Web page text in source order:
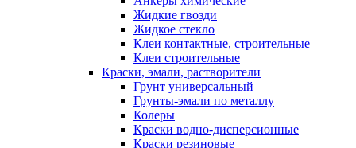
Жидкие гвозди
Жидкое стекло
Клеи контактные, строительные
Клеи строительные
Краски, эмали, растворители
Грунт универсальный
Грунты-эмали по металлу
Колеры
Краски водно-дисперсионные
Краски резиновые